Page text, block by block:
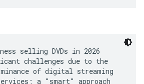
selling DVDs in 2026
challenges due to the
of digital streaming
a "smart" approach